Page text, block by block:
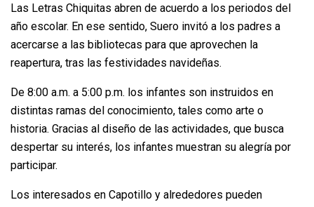
Las Letras Chiquitas abren de acuerdo a los periodos del
año escolar. En ese sentido, Suero invitó a los padres a
acercarse a las bibliotecas para que aprovechen la
reapertura, tras las festividades navideñas.
De 8:00 a.m. a 5:00 p.m. los infantes son instruidos en
distintas ramas del conocimiento, tales como arte o
historia. Gracias al diseño de las actividades, que busca
despertar su interés, los infantes muestran su alegría por
participar.
Los interesados en Capotillo y alrededores pueden